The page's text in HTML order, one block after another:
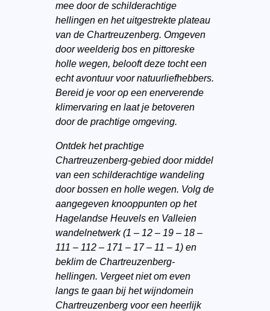
mee door de schilderachtige
hellingen en het uitgestrekte plateau
van de Chartreuzenberg. Omgeven
door weelderig bos en pittoreske
holle wegen, belooft deze tocht een
echt avontuur voor natuurliefhebbers.
Bereid je voor op een enerverende
klimervaring en laat je betoveren
door de prachtige omgeving.
Ontdek het prachtige
Chartreuzenberg-gebied door middel
van een schilderachtige wandeling
door bossen en holle wegen. Volg de
aangegeven knooppunten op het
Hagelandse Heuvels en Valleien
wandelnetwerk (1 – 12 – 19 – 18 –
111 – 112 – 171 – 17 – 11 – 1) en
beklim de Chartreuzenberg-
hellingen. Vergeet niet om even
langs te gaan bij het wijndomein
Chartreuzenberg voor een heerlijk